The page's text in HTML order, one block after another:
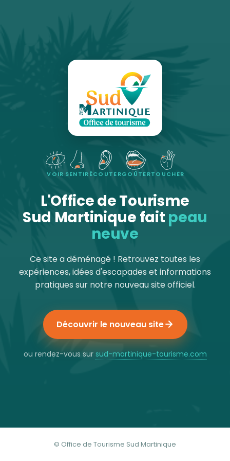
VOIR SENTIRÉCOUTERGOÛTERTOUCHER
L'Office de Tourisme
Sud Martinique fait peau
neuve
Ce site a déménagé ! Retrouvez toutes les
expériences, idées d'escapades et informations
pratiques sur notre nouveau site officiel.
Découvrir le nouveau site
ou rendez-vous sur sud-martinique-tourisme.com
© Office de Tourisme Sud Martinique